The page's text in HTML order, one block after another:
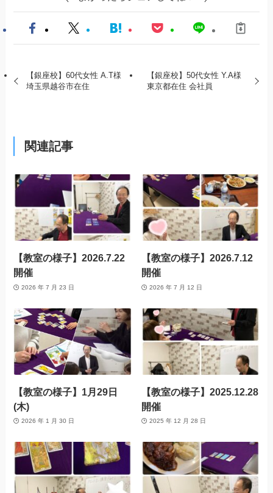
【銀座校】60代女性 A.T様
埼玉県越谷市在住
【銀座校】50代女性 Y.A様
東京都在住 会社員
関連記事
【教室の様子】2026.7.22
開催
2026 年 7 月 23 日
【教室の様子】2026.7.12
開催
2026 年 7 月 12 日
【教室の様子】1月29日
(木)
2026 年 1 月 30 日
【教室の様子】2025.12.28
開催
2025 年 12 月 28 日